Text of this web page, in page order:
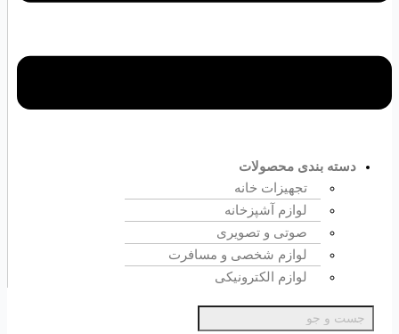
دسته بندی محصولات
تجهیزات خانه
لوازم آشپزخانه
صوتی و تصویری
لوازم شخصی و مسافرت
لوازم الکترونیکی